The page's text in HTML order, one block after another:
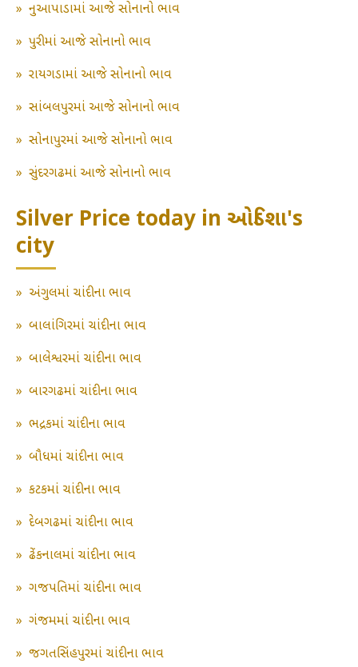
» નુઆપાડામાં આજે સોનાનો ભાવ
» પુરીમાં આજે સોનાનો ભાવ
» રાયગડામાં આજે સોનાનો ભાવ
» સાંબલપુરમાં આજે સોનાનો ભાવ
» સોનાપુરમાં આજે સોનાનો ભાવ
» સુંદરગઢમાં આજે સોનાનો ભાવ
Silver Price today in ઓડિશા's
city
» અંગુલમાં ચાંદીના ભાવ
» બાલાંગિરમાં ચાંદીના ભાવ
» બાલેશ્વરમાં ચાંદીના ભાવ
» બારગઢમાં ચાંદીના ભાવ
» ભદ્રકમાં ચાંદીના ભાવ
» બૌધમાં ચાંદીના ભાવ
» કટકમાં ચાંદીના ભાવ
» દેબગઢમાં ચાંદીના ભાવ
» ઢેંકનાલમાં ચાંદીના ભાવ
» ગજપતિમાં ચાંદીના ભાવ
» ગંજમમાં ચાંદીના ભાવ
» જગતસિંહપુરમાં ચાંદીના ભાવ